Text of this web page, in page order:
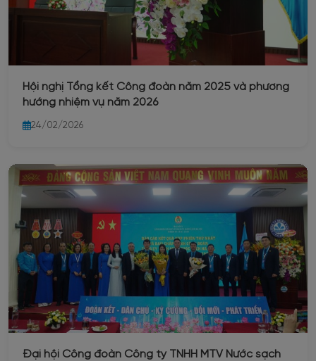
Hội nghị Tổng kết Công đoàn năm 2025 và phương
hướng nhiệm vụ năm 2026
24/02/2026
Đại hội Công đoàn Công ty TNHH MTV Nước sạch